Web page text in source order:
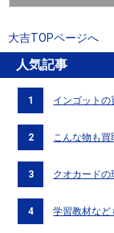
大吉TOPページへ
人気記事
1 インゴット
2 こんな物も
3 クオカード
4 学習教材など